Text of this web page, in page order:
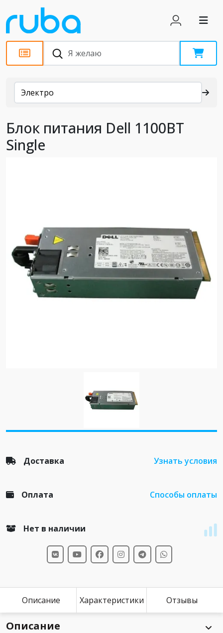
Каталог
Электро
Блок питания Dell 1100ВТ
Single
Доставка Узнать условия
Оплата Способы оплаты
Нет в наличии
Описание Характеристики Отзывы
Описание